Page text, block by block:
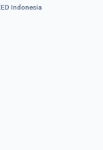
Indonesia